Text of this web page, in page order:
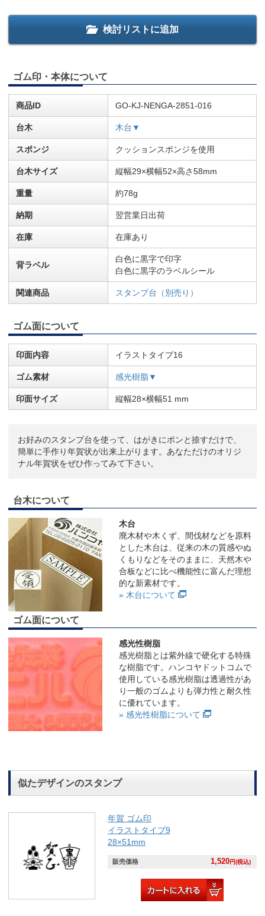
検討リストに追加
ゴム印・本体について
商品ID GO-KJ-NENGA-2851-016
台木 木台▼
スポンジ クッションスポンジを使用
台木サイズ 縦幅29×横幅52×高さ58mm
重量 約78g
納期 翌営業日出荷
在庫 在庫あり
背ラベル
白色に黒字で印字
白色に黒字のラベルシール
関連商品 スタンプ台（別売り）
ゴム面について
印面内容 イラストタイプ16
ゴム素材 感光樹脂▼
印面サイズ 縦幅28×横幅51 mm
お好みのスタンプ台を使って、はがきにポンと捺すだけで、
簡単に手作り年賀状が出来上がります。あなただけのオリジ
ナル年賀状をぜひ作ってみて下さい。
台木について
木台
廃木材や木くず、間伐材などを原料
とした木台は、従来の木の質感やぬ
くもりなどをそのままに、天然木や
合板などに比べ機能性に富んだ理想
的な新素材です。
» 木台について
ゴム面について
感光性樹脂
感光樹脂とは紫外線で硬化する特殊
な樹脂です。ハンコヤドットコムで
使用している感光樹脂は透過性があ
り一般のゴムよりも弾力性と耐久性
に優れています。
» 感光性樹脂について
似たデザインのスタンプ
年賀 ゴム印
イラストタイプ9
28×51mm
販売価格 1,520円(税込)